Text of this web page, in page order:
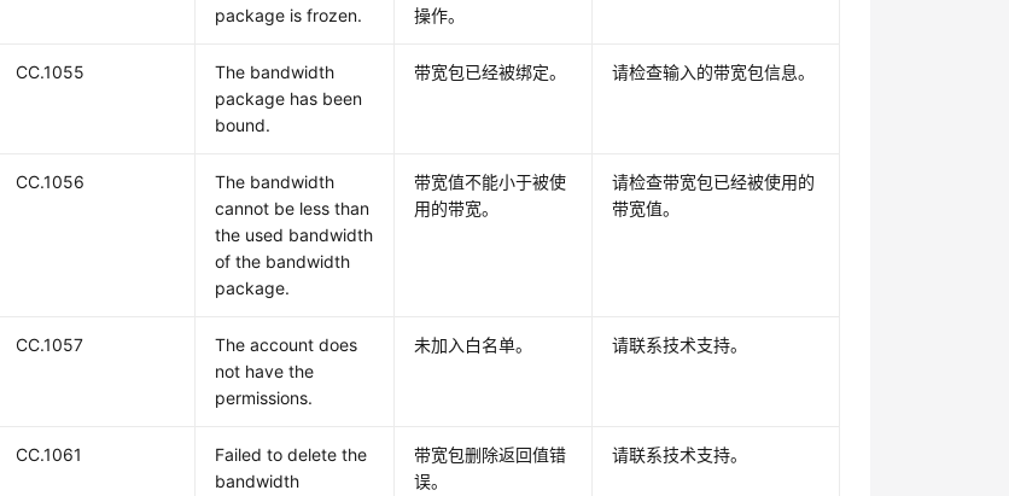
package is frozen.
操作。
CC.1055
The bandwidth
package has been
bound.
带宽包已经被绑定。 请检查输入的带宽包信息。
CC.1056
The bandwidth
cannot be less than
the used bandwidth
of the bandwidth
package.
带宽值不能小于被使
用的带宽。
请检查带宽包已经被使用的
带宽值。
CC.1057
The account does
not have the
permissions.
未加入白名单。 请联系技术支持。
CC.1061
Failed to delete the
bandwidth
带宽包删除返回值错
误。
请联系技术支持。